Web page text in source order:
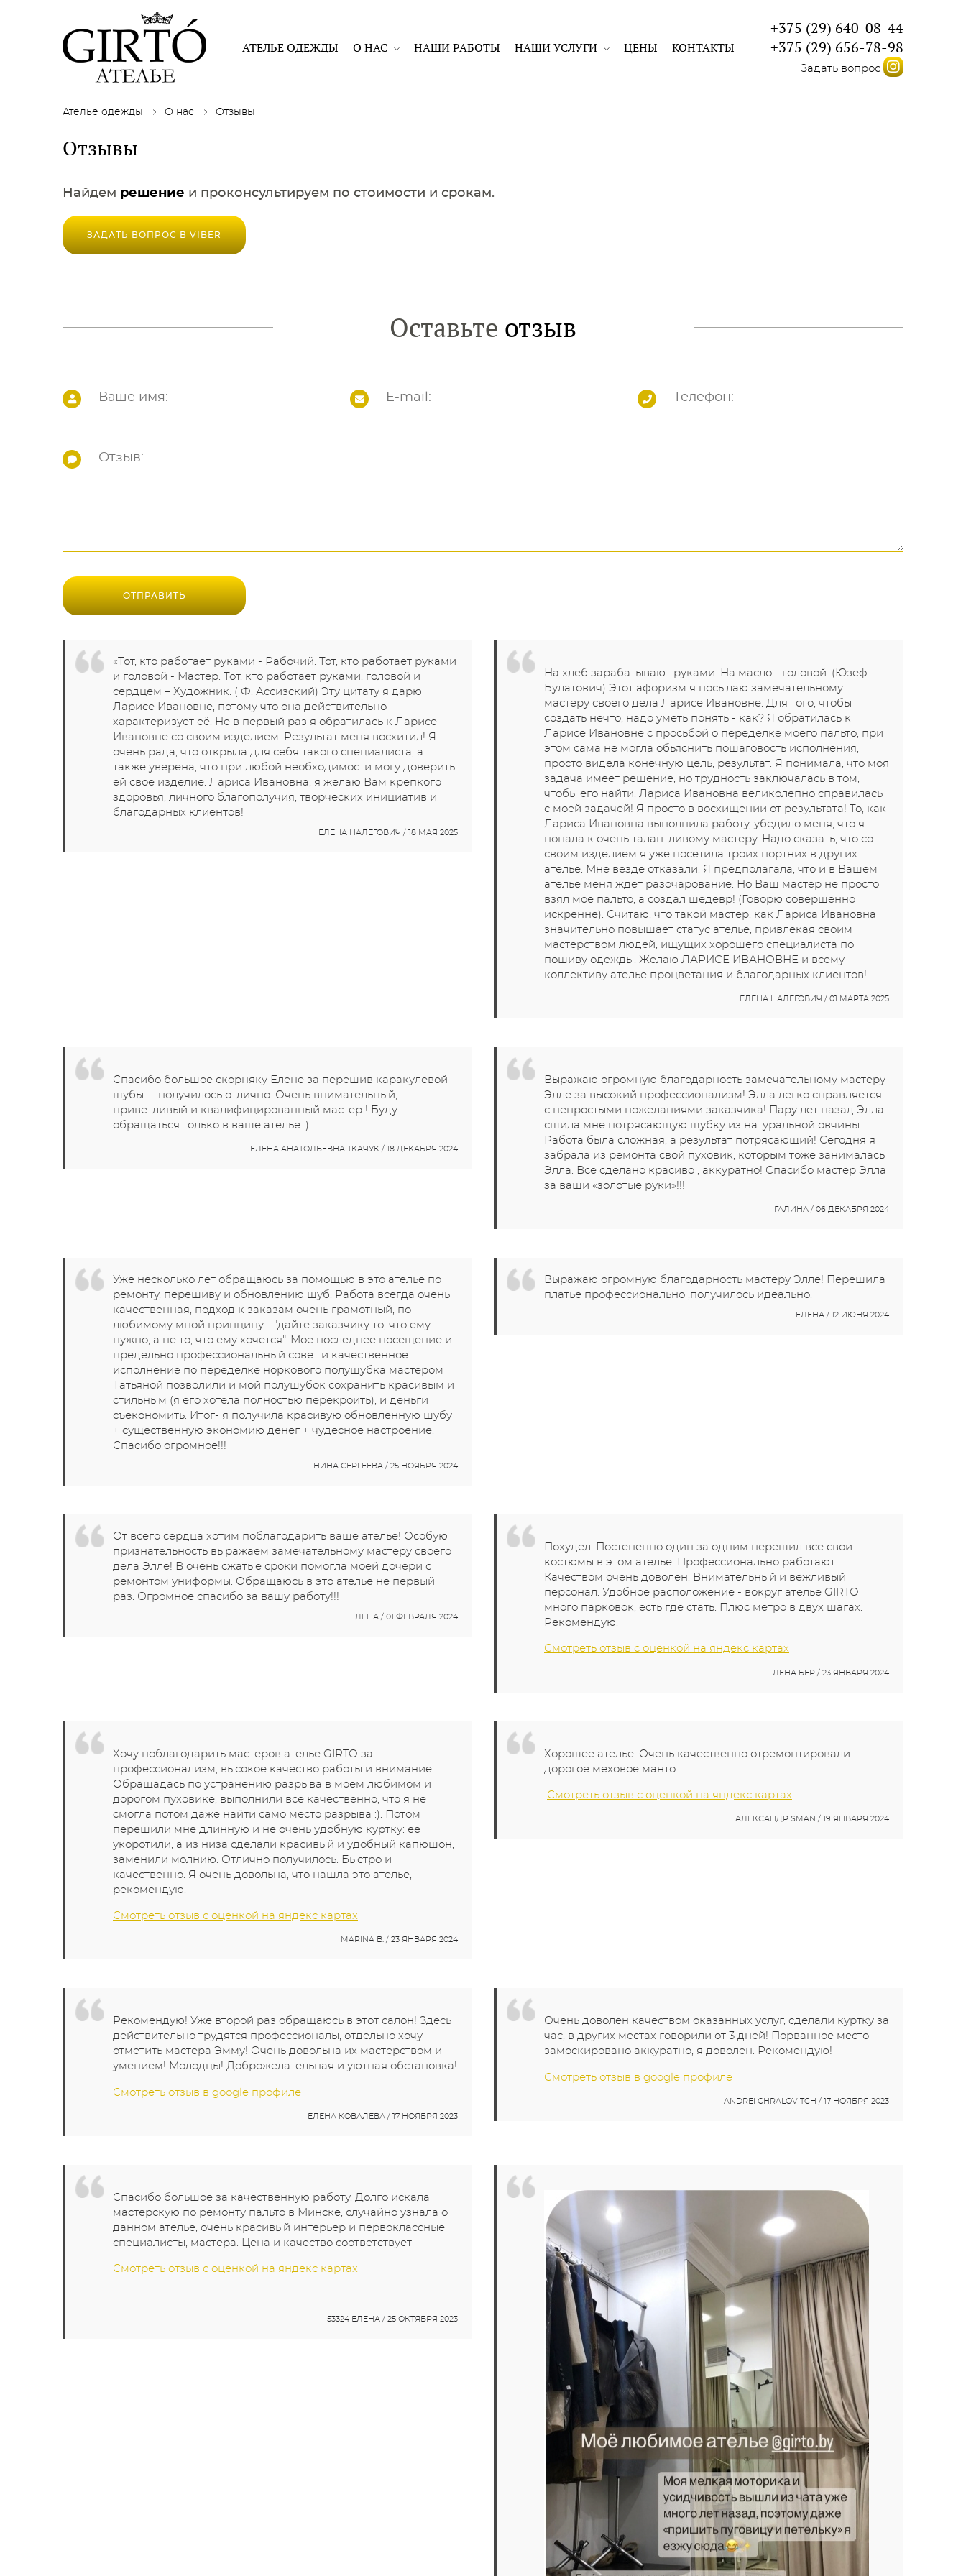
АТЕЛЬЕ ОДЕЖДЫ О НАС НАШИ РАБОТЫ НАШИ УСЛУГИ ЦЕНЫ КОНТАКТЫ
+375 (29) 640-08-44
+375 (29) 656-78-98
Задать вопрос
Ателье одежды О нас Отзывы
Отзывы
Найдем решение и проконсультируем по стоимости и срокам.
ЗАДАТЬ ВОПРОС В VIBER
Оставьте отзыв
ОТПРАВИТЬ
«Тот, кто работает руками - Рабочий. Тот, кто работает руками
и головой - Мастер. Тот, кто работает руками, головой и
сердцем – Художник. ( Ф. Ассизский) Эту цитату я дарю
Ларисе Ивановне, потому что она действительно
характеризует её. Не в первый раз я обратилась к Ларисе
Ивановне со своим изделием. Результат меня восхитил! Я
очень рада, что открыла для себя такого специалиста, а
также уверена, что при любой необходимости могу доверить
ей своё изделие. Лариса Ивановна, я желаю Вам крепкого
здоровья, личного благополучия, творческих инициатив и
благодарных клиентов!
ЕЛЕНА НАЛЕГОВИЧ / 18 МАЯ 2025
На хлеб зарабатывают руками. На масло - головой. (Юзеф
Булатович) Этот афоризм я посылаю замечательному
мастеру своего дела Ларисе Ивановне. Для того, чтобы
создать нечто, надо уметь понять - как? Я обратилась к
Ларисе Ивановне с просьбой о переделке моего пальто, при
этом сама не могла обьяснить пошаговость исполнения,
просто видела конечную цель, результат. Я понимала, что моя
задача имеет решение, но трудность заключалась в том,
чтобы его найти. Лариса Ивановна великолепно справилась
с моей задачей! Я просто в восхищении от результата! То, как
Лариса Ивановна выполнила работу, убедило меня, что я
попала к очень талантливому мастеру. Надо сказать, что со
своим изделием я уже посетила троих портних в других
ателье. Мне везде отказали. Я предполагала, что и в Вашем
ателье меня ждёт разочарование. Но Ваш мастер не просто
взял мое пальто, а создал шедевр! (Говорю совершенно
искренне). Считаю, что такой мастер, как Лариса Ивановна
значительно повышает статус ателье, привлекая своим
мастерством людей, ищущих хорошего специалиста по
пошиву одежды. Желаю ЛАРИСЕ ИВАНОВНЕ и всему
коллективу ателье процветания и благодарных клиентов!
ЕЛЕНА НАЛЕГОВИЧ / 01 МАРТА 2025
Спасибо большое скорняку Елене за перешив каракулевой
шубы -- получилось отлично. Очень внимательный,
приветливый и квалифицированный мастер ! Буду
обращаться только в ваше ателье :)
ЕЛЕНА АНАТОЛЬЕВНА ТКАЧУК / 18 ДЕКАБРЯ 2024
Выражаю огромную благодарность замечательному мастеру
Элле за высокий профессионализм! Элла легко справляется
с непростыми пожеланиями заказчика! Пару лет назад Элла
сшила мне потрясающую шубку из натуральной овчины.
Работа была сложная, а результат потрясающий! Сегодня я
забрала из ремонта свой пуховик, которым тоже занималась
Элла. Все сделано красиво , аккуратно! Спасибо мастер Элла
за ваши «золотые руки»!!!
ГАЛИНА / 06 ДЕКАБРЯ 2024
Уже несколько лет обращаюсь за помощью в это ателье по
ремонту, перешиву и обновлению шуб. Работа всегда очень
качественная, подход к заказам очень грамотный, по
любимому мной принципу - "дайте заказчику то, что ему
нужно, а не то, что ему хочется". Мое последнее посещение и
предельно профессиональный совет и качественное
исполнение по переделке норкового полушубка мастером
Татьяной позволили и мой полушубок сохранить красивым и
стильным (я его хотела полностью перекроить), и деньги
съекономить. Итог- я получила красивую обновленную шубу
+ существенную экономию денег + чудесное настроение.
Спасибо огромное!!!
НИНА СЕРГЕЕВА / 25 НОЯБРЯ 2024
Выражаю огромную благодарность мастеру Элле! Перешила
платье профессионально ,получилось идеально.
ЕЛЕНА / 12 ИЮНЯ 2024
От всего сердца хотим поблагодарить ваше ателье! Особую
признательность выражаем замечательному мастеру своего
дела Элле! В очень сжатые сроки помогла моей дочери с
ремонтом униформы. Обращаюсь в это ателье не первый
раз. Огромное спасибо за вашу работу!!!
ЕЛЕНА / 01 ФЕВРАЛЯ 2024
Похудел. Постепенно один за одним перешил все свои
костюмы в этом ателье. Профессионально работают.
Качеством очень доволен. Внимательный и вежливый
персонал. Удобное расположение - вокруг ателье GIRTO
много парковок, есть где стать. Плюс метро в двух шагах.
Рекомендую.
Смотреть отзыв с оценкой на яндекс картах
ЛЕНА БЕР / 23 ЯНВАРЯ 2024
Хочу поблагодарить мастеров ателье GIRTO за
профессионализм, высокое качество работы и внимание.
Обращадась по устранению разрыва в моем любимом и
дорогом пуховике, выполнили все качественно, что я не
cмогла потом даже найти само место разрыва :). Потом
перешили мне длинную и не очень удобную куртку: ее
укоротили, а из низа сделали красивый и удобный капюшон,
заменили молнию. Отлично получилось. Быстро и
качественно. Я очень довольна, что нашла это ателье,
рекомендую.
Смотреть отзыв с оценкой на яндекс картах
MARINA B. / 23 ЯНВАРЯ 2024
Хорошее ателье. Очень качественно отремонтировали
дорогое меховое манто.
Смотреть отзыв с оценкой на яндекс картах
АЛЕКСАНДР SMAN / 19 ЯНВАРЯ 2024
Рекомендую! Уже второй раз обращаюсь в этот салон! Здесь
действительно трудятся профессионалы, отдельно хочу
отметить мастера Эмму! Очень довольна их мастерством и
умением! Молодцы! Доброжелательная и уютная обстановка!
Смотреть отзыв в google профиле
ЕЛЕНА КОВАЛЁВА / 17 НОЯБРЯ 2023
Очень доволен качеством оказанных услуг, сделали куртку за
час, в других местах говорили от 3 дней! Порванное место
замоскировано аккуратно, я доволен. Рекомендую!
Смотреть отзыв в google профиле
ANDREI CHRALOVITCH / 17 НОЯБРЯ 2023
Спасибо большое за качественную работу. Долго искала
мастерскую по ремонту пальто в Минске, случайно узнала о
данном ателье, очень красивый интерьер и первоклассные
специалисты, мастера. Цена и качество соответствует
Смотреть отзыв с оценкой на яндекс картах
53324 ЕЛЕНА / 25 ОКТЯБРЯ 2023